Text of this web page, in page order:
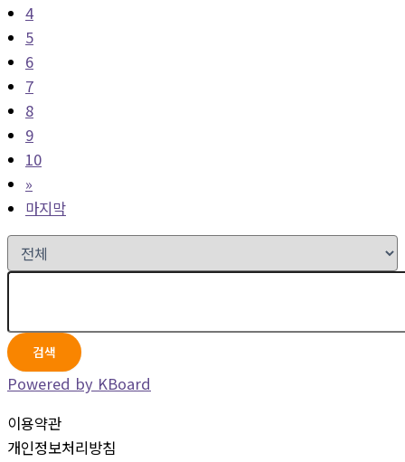
4
5
6
7
8
9
10
»
마지막
검색
Powered by KBoard
이용약관
개인정보처리방침